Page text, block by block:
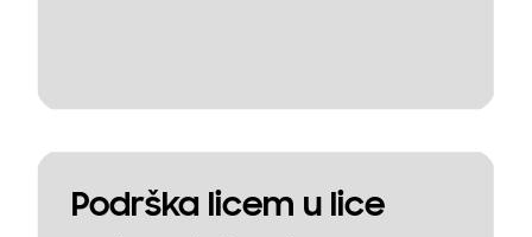
Podrška licem u lice